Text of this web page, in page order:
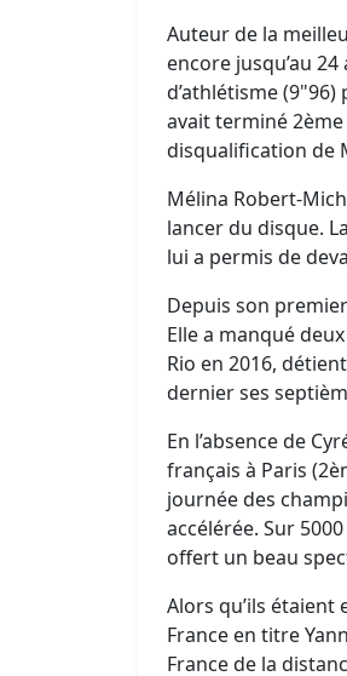
Auteur de la
encore jusqu’au
d’athlétisme (9"96)
avait terminé
disqualification de
Mélina Robert-
lancer du disque.
lui a permis de
Depuis son
Elle a manqué
Rio en 2016,
dernier ses
En l’absence de
français à Paris
journée des
accélérée. Sur
offert un beau
Alors qu’ils étaient
France en titre
France de la